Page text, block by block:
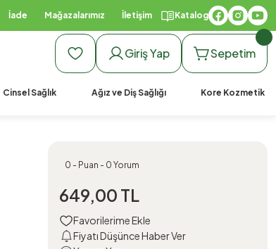
İade Mağazalarımız İletişim Katalog
Giriş Yap Sepetim
Cinsel Sağlık Ağız ve Diş Sağlığı Kore Kozmetik
0 - Puan - 0 Yorum
649,00 TL
Fiyatı Düşünce Haber Ver